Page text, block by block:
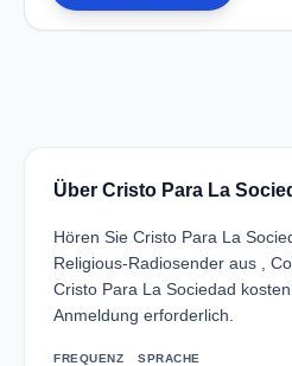
Über Cristo Para La
Hören Sie Cristo Para La
Religious-Radiosender aus ,
Cristo Para La Sociedad
Anmeldung erforderlich.
FREQUENZ SPRACHE